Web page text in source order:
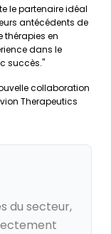
le partenaire idéal
antécédents de
en
dans le
succès."
collaboration
Therapeutics
du secteur,